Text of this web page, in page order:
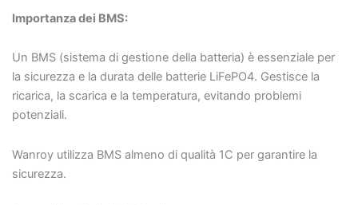
Importanza dei BMS:
Un BMS (sistema di gestione della batteria) è essenziale per
la sicurezza e la durata delle batterie LiFePO4. Gestisce la
ricarica, la scarica e la temperatura, evitando problemi
potenziali.
Wanroy utilizza BMS almeno di qualità 1C per garantire la
sicurezza.